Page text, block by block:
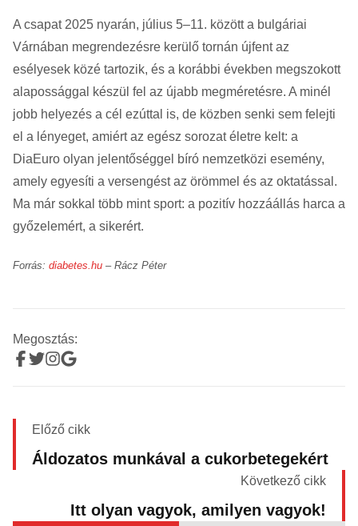
A csapat 2025 nyarán, július 5–11. között a bulgáriai
Várnában megrendezésre kerülő tornán újfent az
esélyesek közé tartozik, és a korábbi években megszokott
alapossággal készül fel az újabb megméretésre. A minél
jobb helyezés a cél ezúttal is, de közben senki sem felejti
el a lényeget, amiért az egész sorozat életre kelt: a
DiaEuro olyan jelentőséggel bíró nemzetközi esemény,
amely egyesíti a versengést az örömmel és az oktatással.
Ma már sokkal több mint sport: a pozitív hozzáállás harca a
győzelemért, a sikerért.
Forrás: diabetes.hu – Rácz Péter
Megosztás:
Előző cikk
Áldozatos munkával a cukorbetegekért
Következő cikk
Itt olyan vagyok, amilyen vagyok!